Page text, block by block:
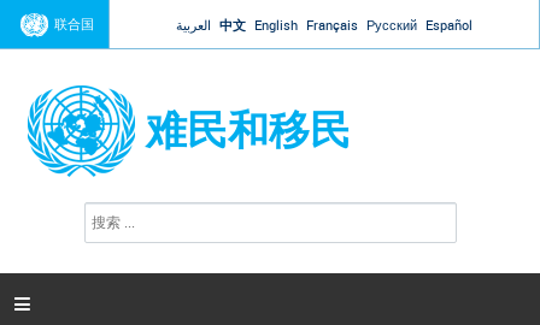
Jump to navigation
联合国 العربية 中文 English Français Русский Español
难民和移民
搜
索
